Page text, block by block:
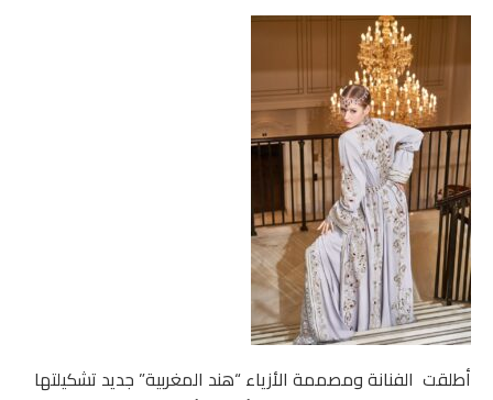
أطلقت الفنانة ومصممة الأزياء “هند المغربية” جديد تشكيلتها